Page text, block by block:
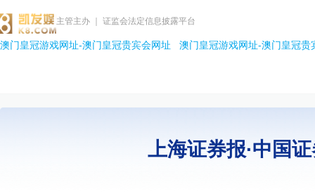
主管主办 ｜ 证监会法定信息披露平台
澳门皇冠游戏网址-澳门皇冠贵宾会网址 澳门皇冠游戏网址-澳门皇冠贵
上海证券报·中国